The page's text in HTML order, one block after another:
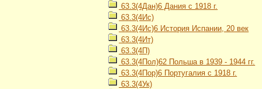
63.3(4Дан)6 Дания с 1918 г.
63.3(4Ис)
63.3(4Ис)6 История Испании, 20 век
63.3(4Ит)
63.3(4П)
63.3(4Пол)62 Польша в 1939 - 1944 гг.
63.3(4Пор)6 Португалия с 1918 г.
63.3(4Ук)